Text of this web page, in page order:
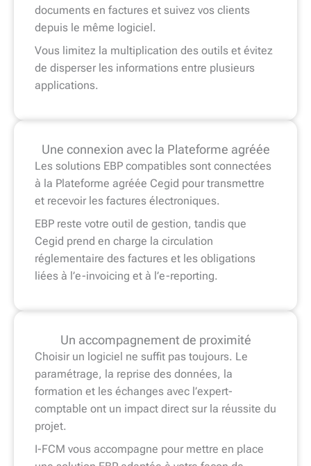
documents en factures et suivez vos clients
depuis le même logiciel.
Vous limitez la multiplication des outils et évitez
de disperser les informations entre plusieurs
applications.
Une connexion avec la Plateforme agréée
Les solutions EBP compatibles sont connectées
à la Plateforme agréée Cegid pour transmettre
et recevoir les factures électroniques.
EBP reste votre outil de gestion, tandis que
Cegid prend en charge la circulation
réglementaire des factures et les obligations
liées à l’e-invoicing et à l’e-reporting.
Un accompagnement de proximité
Choisir un logiciel ne suffit pas toujours. Le
paramétrage, la reprise des données, la
formation et les échanges avec l’expert-
comptable ont un impact direct sur la réussite du
projet.
I-FCM vous accompagne pour mettre en place